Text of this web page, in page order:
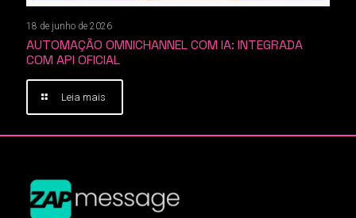
18 de junho de 2026
AUTOMAÇÃO OMNICHANNEL COM IA: INTEGRADA
COM API OFICIAL
Leia mais